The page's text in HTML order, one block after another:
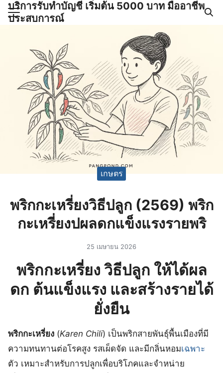
Skipบริการรับทำบัญชี เริ่มต้น 5000 บาท มืออาชีพ
ประสบการณ์
ญชีและภาษีครบวงจร |
เกษตร
พริกกะเหรี่ยงวิธีปลูก (2569) พริก
กะเหรี่ยงปผลดกแข็งแรงรายพริ
25 เมษายน 2026
พริกกะเหรี่ยง วิธีปลูก ให้ได้ผล
ดก ต้นแข็งแรง และสร้างรายได้
ยั่งยืน
พริกกะเหรี่ยง (Karen Chili) เป็นพริกสายพันธุ์พื้นเมืองที่มี
ความทนทานต่อโรคสูง รสเผ็ดจัด และมีกลิ่นหอมเฉพาะ
ตัว เหมาะสำหรับการปลูกเพื่อบริโภคและจำหน่าย